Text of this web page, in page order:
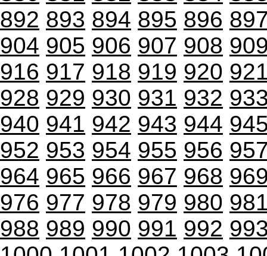
892 893 894 895 896
904 905 906 907 908
916 917 918 919 920
928 929 930 931 932
940 941 942 943 944
952 953 954 955 956
964 965 966 967 968
976 977 978 979 980
988 989 990 991 992